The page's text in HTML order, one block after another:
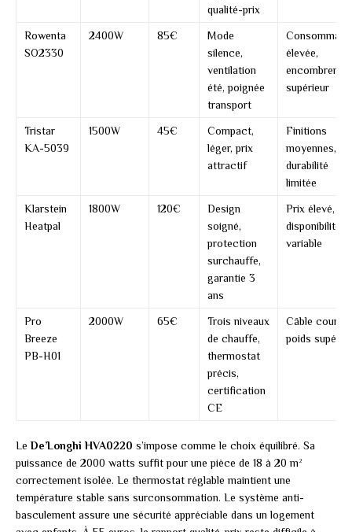
qualité-prix
Rowenta
SO2330
2400W 85€
Mode
silence,
ventilation
été, poignée
transport
élevée,
supérieur
Tristar
KA-5039
1500W 45€
Compact,
léger, prix
attractif
Finitions
moyennes,
durabilité
limitée
Klarstein
Heatpal
1800W 120€
Design
soigné,
protection
surchauffe,
garantie 3
ans
Prix élevé,
disponibilité
variable
Pro
Breeze
PB-H01
2000W 65€
Trois niveaux
de chauffe,
thermostat
précis,
certification
CE
Câble court,
poids
Le De’Longhi HVA0220 s’impose comme le choix équilibré. Sa
puissance de 2000 watts suffit pour une pièce de 18 à 20 m²
correctement isolée. Le thermostat réglable maintient une
température stable sans surconsommation. Le système anti-
basculement assure une sécurité appréciable dans un logement